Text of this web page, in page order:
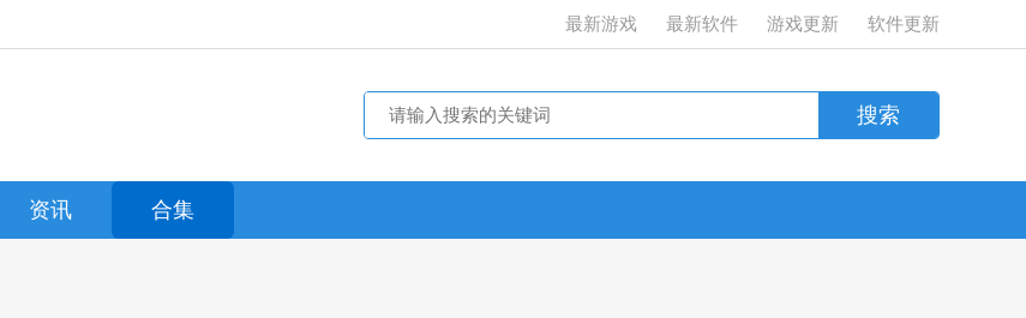
最新游戏 最新软件 游戏更新 软件更新
资讯 合集